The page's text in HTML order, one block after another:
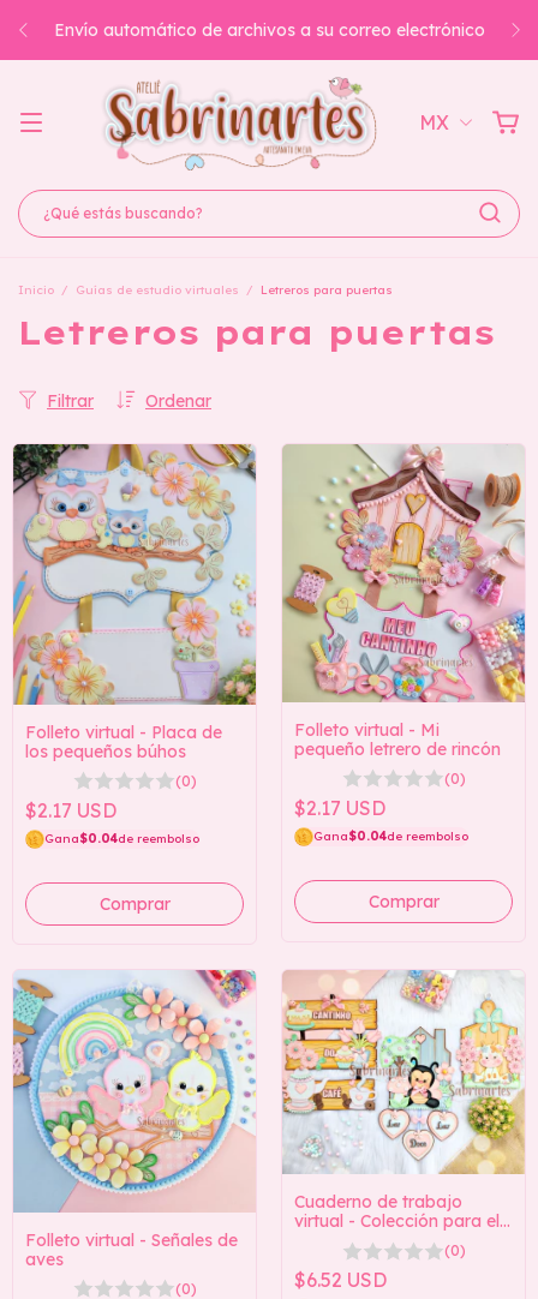
Envío automático de archivos a su correo electrónico
MX
Inicio / Guías de estudio virtuales / Letreros para puertas
Letreros para puertas
Ordenar
Filtrar
Folleto virtual - Placa de
los pequeños búhos
(0)
$2.17 USD
Gana$0.04de reembolso
Folleto virtual - Mi
pequeño letrero de rincón
(0)
$2.17 USD
Gana$0.04de reembolso
Folleto virtual - Señales de
aves
(0)
Cuaderno de trabajo
virtual - Colección para el
(0)
$6.52 USD